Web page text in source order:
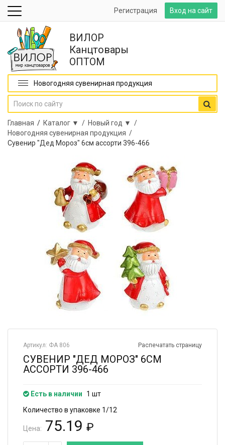
Вход на сайт
Регистрация
ВИЛОР
Канцтовары
ОПТОМ
Новогодняя сувенирная продукция
Главная / Каталог ▼ / Новый год ▼ /
Новогодняя сувенирная продукция /
Сувенир "Дед Мороз" 6см ассорти 396-466
Распечатать страницу
Артикул: ФА 806
СУВЕНИР "ДЕД МОРОЗ" 6СМ
АССОРТИ 396-466
Есть в наличии
1 шт
Количество в упаковке 1/12
Цена: 75.19 ₽